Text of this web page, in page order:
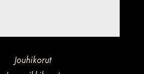
Jouhikorut